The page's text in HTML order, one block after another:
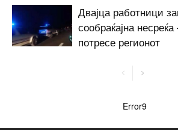
Двајца работници
сообраќајна несреќа
потресе регионот
Error9